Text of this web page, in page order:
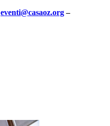
eventi@casaoz.org–